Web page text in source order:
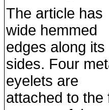
The article has
wide hemmed
edges along its
sides. Four
eyelets are
attached to the